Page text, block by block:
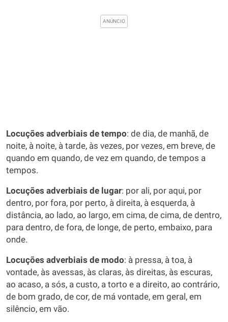
Locuções adverbiais de tempo: de dia, de manhã, de
noite, à noite, à tarde, às vezes, por vezes, em breve, de
quando em quando, de vez em quando, de tempos a
tempos.
Locuções adverbiais de lugar: por ali, por aqui, por
dentro, por fora, por perto, à direita, à esquerda, à
distância, ao lado, ao largo, em cima, de cima, de dentro,
para dentro, de fora, de longe, de perto, embaixo, para
onde.
Locuções adverbiais de modo: à pressa, à toa, à
vontade, às avessas, às claras, às direitas, às escuras,
ao acaso, a sós, a custo, a torto e a direito, ao contrário,
de bom grado, de cor, de má vontade, em geral, em
silêncio, em vão.